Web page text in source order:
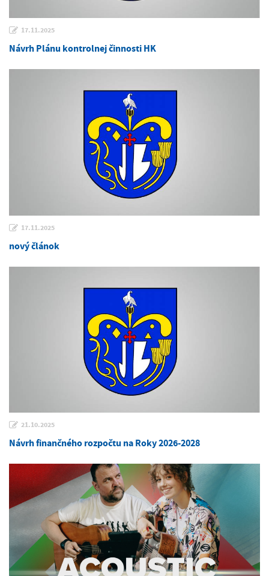
17.11.2025
Návrh Plánu kontrolnej činnosti HK
17.11.2025
nový článok
21.10.2025
Návrh finančného rozpočtu na Roky 2026-2028